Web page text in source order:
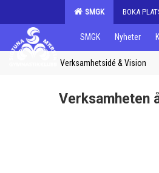
SMGK BOKA
SMGK Nyheter
Verksamhetsidé & Vision
Verksamheten